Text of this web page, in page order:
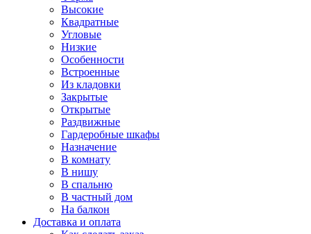
Высокие
Квадратные
Угловые
Низкие
Особенности
Встроенные
Из кладовки
Закрытые
Открытые
Раздвижные
Гардеробные шкафы
Назначение
В комнату
В нишу
В спальню
В частный дом
На балкон
Доставка и оплата